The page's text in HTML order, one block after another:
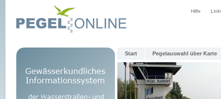
Hilfe
Start Pegelauswahl über Karte